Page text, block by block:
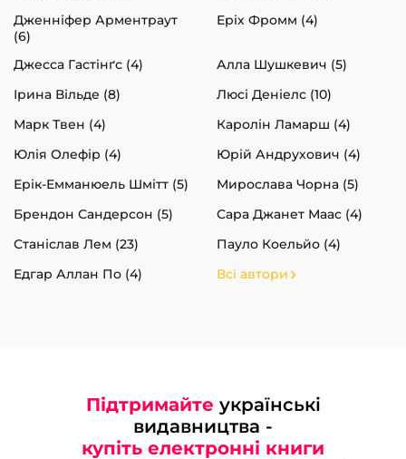
Дженніфер Арментраут
(6)
Еріх Фромм (4)
Джесса Гастінґс (4)
Алла Шушкевич (5)
Ірина Вільде (8)
Люсі Деніелс (10)
Марк Твен (4)
Каролін Ламарш (4)
Юлія Олефір (4)
Юрій Андрухович (4)
Ерік-Емманюель Шмітт (5)
Мирослава Чорна (5)
Брендон Сандерсон (5)
Сара Джанет Маас (4)
Станіслав Лем (23)
Пауло Коельйо (4)
Едгар Аллан По (4)
Всі автори
Підтримайте українські
видавництва -
купіть електронні книги